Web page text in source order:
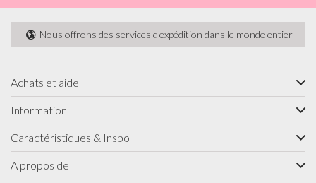
Nous offrons des services d'expédition dans le monde entier
Achats et aide
Information
Caractéristiques & Inspo
A propos de